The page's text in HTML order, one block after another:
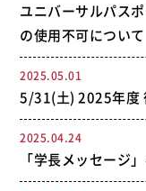
ユニバーサルパス
の使用不可について
2025.05.01
5/31(土) 2025年度
2025.04.24
「学長メッセージ